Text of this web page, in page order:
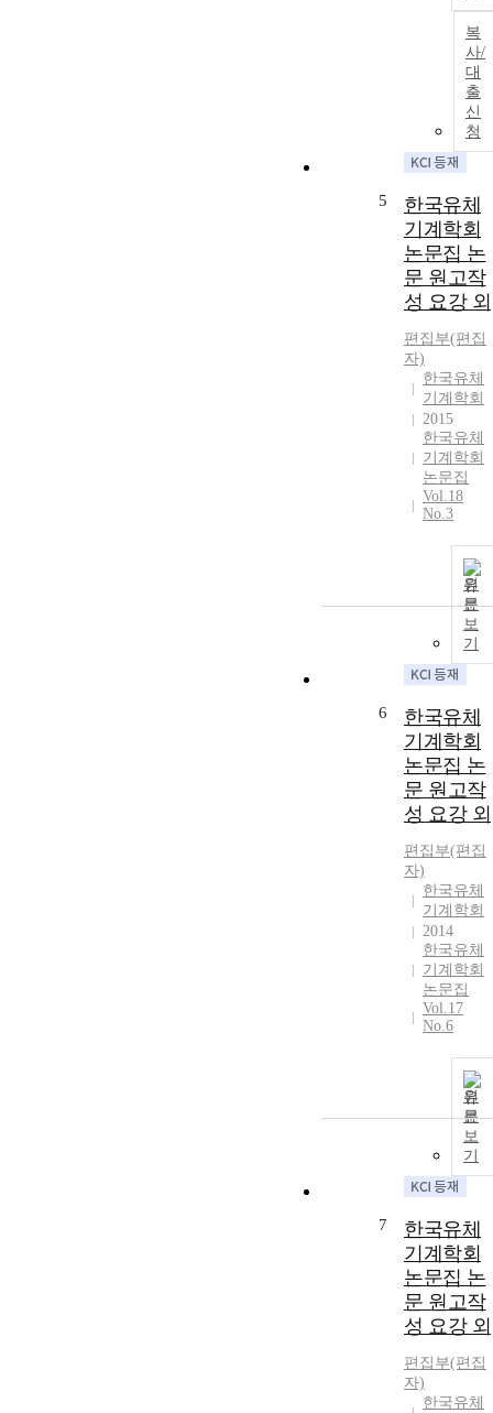
복
사/
대
출
신
청
5
한국유체
기계학회
논문집 논
문 원고작
성 요강 외
편집부(편집
자)
한국유체
기계학회
2015
한국유체
기계학회
논문집
Vol.18
No.3
원
문
보
기
6
한국유체
기계학회
논문집 논
문 원고작
성 요강 외
편집부(편집
자)
한국유체
기계학회
2014
한국유체
기계학회
논문집
Vol.17
No.6
원
문
보
기
7
한국유체
기계학회
논문집 논
문 원고작
성 요강 외
편집부(편집
자)
한국유체